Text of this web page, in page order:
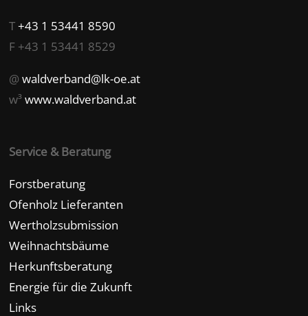
T+43 1 53441 8590
F +43 1 53441 8529
@waldverband@lk-oe.at
w³www.waldverband.at
Service & Beratung
Forstberatung
Ofenholz Lieferanten
Wertholzsubmission
Weihnachtsbäume
Herkunftsberatung
Energie für die Zukunft
Links